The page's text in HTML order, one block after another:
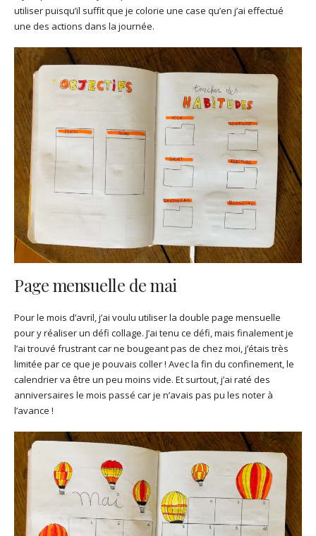
utiliser puisqu’il suffit que je colorie une case qu’en j’ai effectué
une des actions dans la journée.
Page mensuelle de mai
Pour le mois d’avril, j’ai voulu utiliser la double page mensuelle
pour y réaliser un défi collage. J’ai tenu ce défi, mais finalement je
l’ai trouvé frustrant car ne bougeant pas de chez moi, j’étais très
limitée par ce que je pouvais coller ! Avec la fin du confinement, le
calendrier va être un peu moins vide. Et surtout, j’ai raté des
anniversaires le mois passé car je n’avais pas pu les noter à
l’avance !